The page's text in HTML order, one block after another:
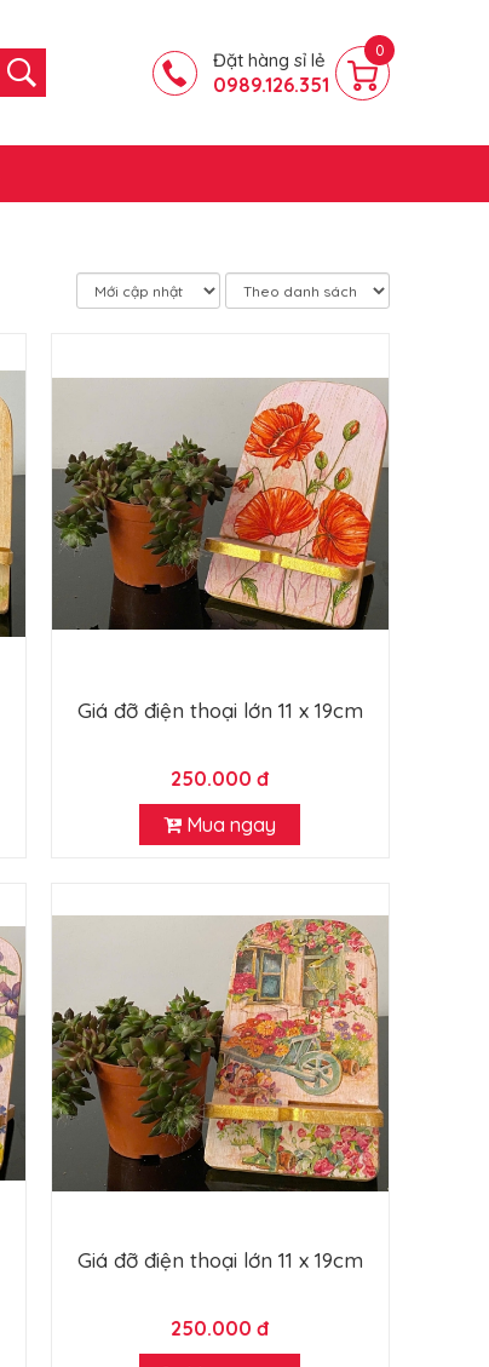
Đặt hàng sỉ lẻ
0989.126.351
0
Giá đỡ điện thoại lớn 11 x 19cm
250.000 đ
Mua ngay
Giá đỡ điện thoại lớn 11 x 19cm
250.000 đ